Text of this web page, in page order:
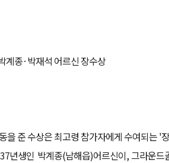
종·박재석 어르신 장수상
을 준 수상은 최고령 참가자에게 수여되는 '
년생인 박계종(남해읍)어르신이, 그라운